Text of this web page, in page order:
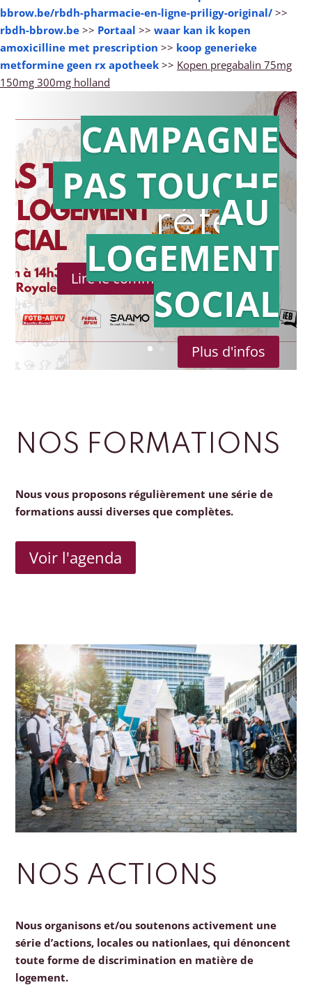
bbrow.be/rbdh-pharmacie-en-ligne-priligy-original/ >>
rbdh-bbrow.be >> Portaal >> waar kan ik kopen
amoxicilline met prescription >> koop generieke
metformine geen rx apotheek >> Kopen pregabalin 75mg
150mg 300mg holland
Action en
référé
Lire le communiqué de presse
CAMPAGNE
PAS TOUCHE
AU
LOGEMENT
SOCIAL
Plus d'infos
NOS FORMATIONS
Nous vous proposons régulièrement une série de
formations aussi diverses que complètes.
Voir l'agenda
NOS ACTIONS
Nous organisons et/ou soutenons activement une
série d’actions, locales ou nationlaes, qui dénoncent
toute forme de discrimination en matière de
logement.